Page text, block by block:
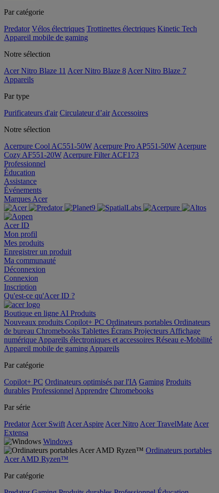
Par catégorie
Predator Vélos électriques Trottinettes électriques Kinetic Tech
Appareil mobile de gaming
Notre sélection
Acer Nitro Blaze 11 Acer Nitro Blaze 8 Acer Nitro Blaze 7
Appareils
Par type
Purificateurs d'air Circulateur d’air Accessoires
Notre sélection
Acerpure Cool AC551-50W Acerpure Pro AP551-50W Acerpure
Cozy AF551-20W Acerpure Filter ACF173
Professionnel
Éducation
Assistance
Événements
Marques Acer
Acer ID
Mon profil
Mes produits
Enregistrer un produit
Ma communauté
Déconnexion
Connexion
Inscription
Qu'est-ce qu'Acer ID ?
Boutique en ligne AI Produits
Nouveaux produits Copilot+ PC Ordinateurs portables Ordinateurs
de bureau Chromebooks Tablettes Écrans Projecteurs Affichage
numérique Appareils électroniques et accessoires Réseau e-Mobilité
Appareil mobile de gaming Appareils
Par catégorie
Copilot+ PC Ordinateurs optimisés par l'IA Gaming Produits
durables Professionnel Apprendre Chromebooks
Par série
Predator Acer Swift Acer Aspire Acer Nitro Acer TravelMate Acer
Extensa
Windows
Ordinateurs portables
Acer AMD Ryzen™
Par catégorie